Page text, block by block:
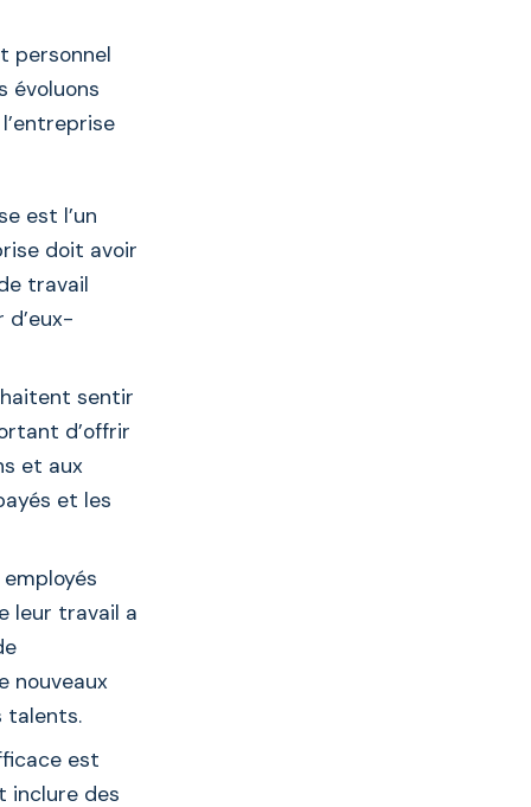
personnel
évoluons
est l’un
doit avoir
travail
sentir
d’offrir
et aux
et les
employés
leur travail a
nouveaux
talents.
est
inclure des